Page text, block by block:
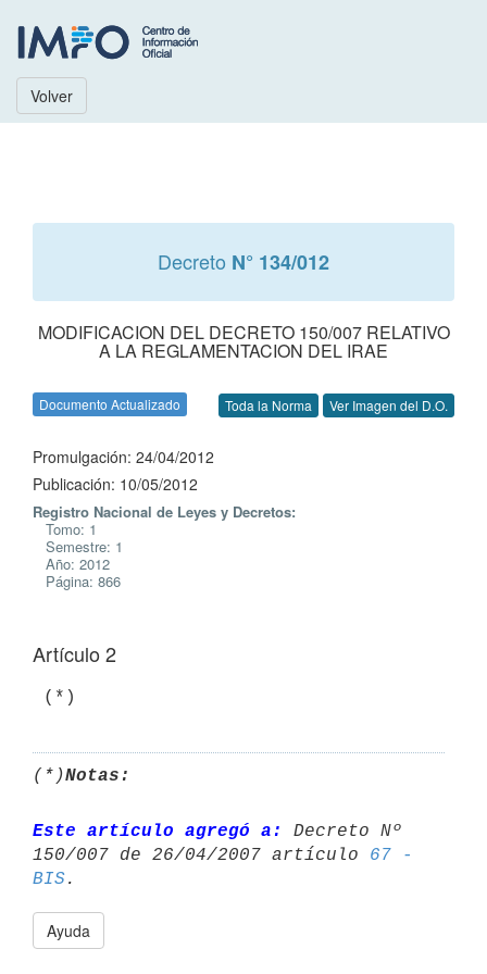
Volver
Decreto N° 134/012
MODIFICACION DEL DECRETO 150/007 RELATIVO
A LA REGLAMENTACION DEL IRAE
Documento Actualizado Toda la Norma Ver Imagen del D.O.
Promulgación: 24/04/2012
Publicación: 10/05/2012
Registro Nacional de Leyes y Decretos:
Tomo: 1
Semestre: 1
Año: 2012
Página: 866
Artículo 2
(*)
(*)Notas:
Este artículo agregó a:
Decreto Nº
150/007 de 26/04/2007 artículo 67 -
BIS
Ayuda